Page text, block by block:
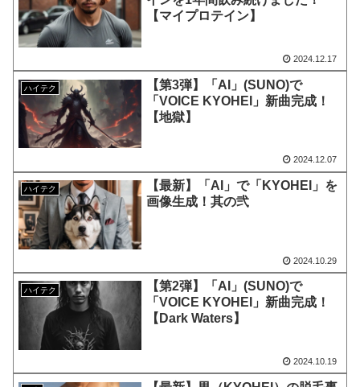
【マイプロテイン】
2024.12.17
ハイテク
【第3弾】「AI」(SUNO)で
「VOICE KYOHEI」新曲完成！
【地獄】
2024.12.07
ハイテク
【最新】「AI」で「KYOHEI」を
画像生成！其の弐
2024.10.29
ハイテク
【第2弾】「AI」(SUNO)で
「VOICE KYOHEI」新曲完成！
【Dark Waters】
2024.10.19